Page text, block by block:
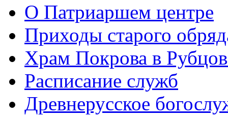
О Патриаршем центре
Приходы старого
Храм Покрова в
Расписание служб
Древнерусское